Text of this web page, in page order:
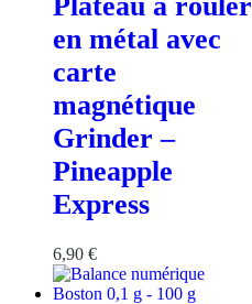
en métal avec
carte
magnétique
Grinder –
Pineapple
Express
6,90 €